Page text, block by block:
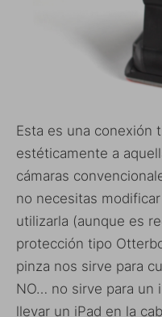
Esta es una conexión
estéticamente a
cámaras
no necesitas
utilizarla (aunque es
protección tipo
pinza nos sirve para
NO… no sirve para un
llevar un iPad en la